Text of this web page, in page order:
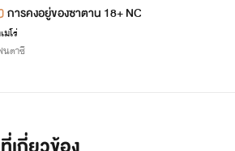
ำดับพลังที่มากไปน้อย
า:อาวุธคือ ธนู มีพลังมากที่สุดในบรรดา
วุธคือ ดาบสองมือ
การคงอยู่ของซาตาน 18+ NC
มโร่
นตาซี